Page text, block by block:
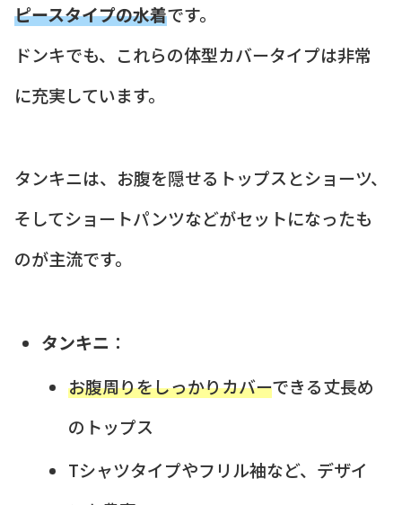
ピースタイプの水着です。
ドンキでも、これらの体型カバータイプは非常
に充実しています。
タンキニは、お腹を隠せるトップスとショーツ、
そしてショートパンツなどがセットになったも
のが主流です。
タンキニ ：
お腹周りをしっかりカバーできる丈長め
のトップス
Tシャツタイプやフリル袖など、デザイ